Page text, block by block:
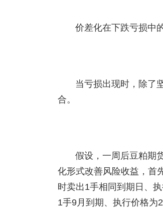
价差化在下跌亏损中
当亏损出现时，除了
合。
假设，一周后豆粕期
化形式改善风险收益，首
时卖出1手相同到期日、
1手9月到期、执行价格为